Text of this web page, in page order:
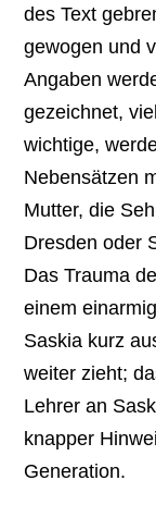
des Text
gewogen und
Angaben
gezeichnet,
wichtige,
Nebensätzen
Mutter, die
Dresden oder
Das Trauma
einem
Saskia kurz
weiter zieht;
Lehrer an
knapper
Generation.